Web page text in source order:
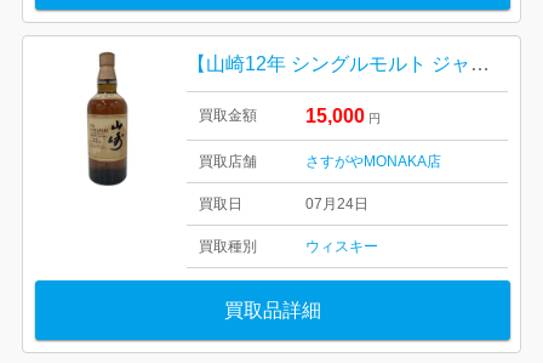
【山崎12年 シングルモルト ジャパニーズウイスキー 100周年記念ラベル（700ml）】
買取金額 15,000 円
買取店舗 さすがやMONAKA店
買取日 07月24日
買取種別 ウィスキー
買取品詳細